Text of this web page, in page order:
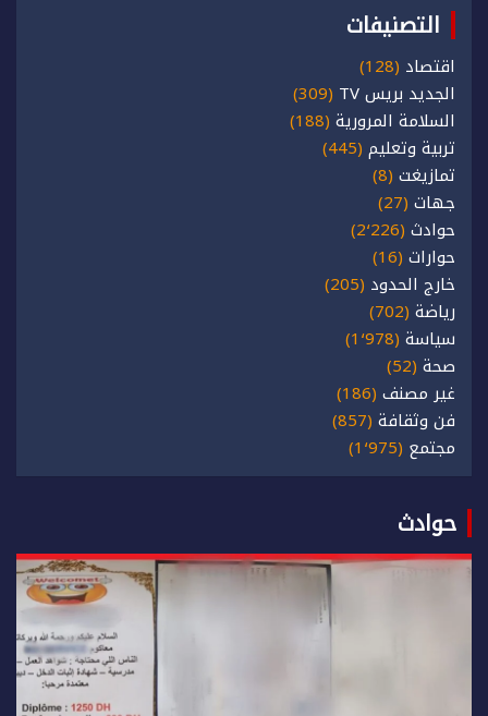
التصنيفات
اقتصاد (128)
الجديد بريس TV
(309)
السلامة المرورية (188)
تربية وتعليم (445)
تمازيغت (8)
جهات (27)
حوادث (2٬226)
حوارات (16)
خارج الحدود (205)
رياضة (702)
سياسة (1٬978)
صحة (52)
غير مصنف (186)
فن وثقافة (857)
مجتمع (1٬975)
حوادث